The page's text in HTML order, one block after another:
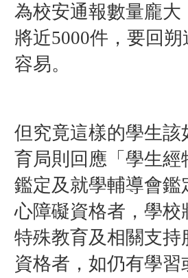
為校安通報數量龐大
將近5000件，要回
容易。
但究竟這樣的學生該
育局則回應「學生經
鑑定及就學輔導會鑑
心障礙資格者，學校
特殊教育及相關支持
資格者，如仍有學習